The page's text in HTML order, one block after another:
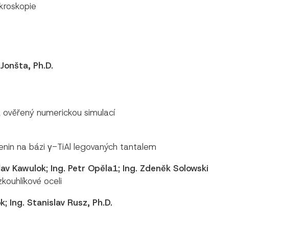
Ph.D.
numerickou simulací
na bázi γ-TiAl legovaných tantalem
Kawulok; Ing. Petr Opěla1; Ing. Zdeněk Solowski
oceli
Ing. Stanislav Rusz, Ph.D.